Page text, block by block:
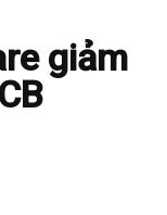
giảm